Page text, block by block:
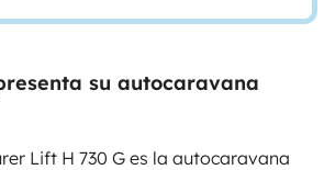
su autocaravana
Lift H 730 G es la autocaravana